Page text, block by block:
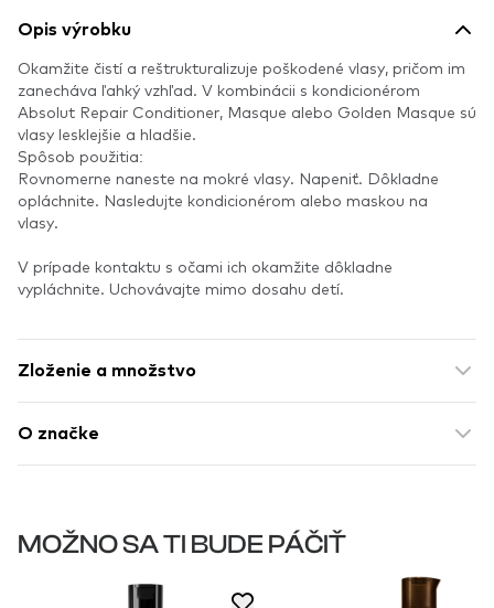
Opis výrobku
Okamžite čistí a reštrukturalizuje poškodené vlasy, pričom im
zanecháva ľahký vzhľad. V kombinácii s kondicionérom
Absolut Repair Conditioner, Masque alebo Golden Masque sú
vlasy lesklejšie a hladšie.
Spôsob použitia:
Rovnomerne naneste na mokré vlasy. Napeniť. Dôkladne
opláchnite. Nasledujte kondicionérom alebo maskou na
vlasy.
V prípade kontaktu s očami ich okamžite dôkladne
vypláchnite. Uchovávajte mimo dosahu detí.
Zloženie a množstvo
O značke
MOŽNO SA TI BUDE PÁČIŤ